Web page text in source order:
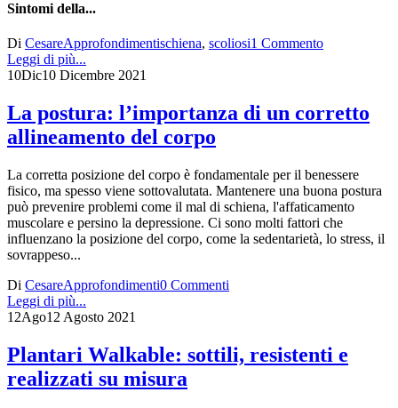
Sintomi della...
Di CesareApprofondimentischiena, scoliosi1 Commento
Leggi di più...
10Dic10 Dicembre 2021
La postura: l’importanza di un corretto
allineamento del corpo
La corretta posizione del corpo è fondamentale per il benessere
fisico, ma spesso viene sottovalutata. Mantenere una buona postura
può prevenire problemi come il mal di schiena, l'affaticamento
muscolare e persino la depressione. Ci sono molti fattori che
influenzano la posizione del corpo, come la sedentarietà, lo stress, il
sovrappeso...
Di CesareApprofondimenti0 Commenti
Leggi di più...
12Ago12 Agosto 2021
Plantari Walkable: sottili, resistenti e
realizzati su misura